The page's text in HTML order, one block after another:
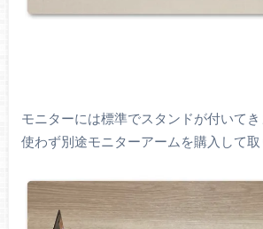
モニターには標準でスタンドが付いて
使わず別途モニターアームを購入して取